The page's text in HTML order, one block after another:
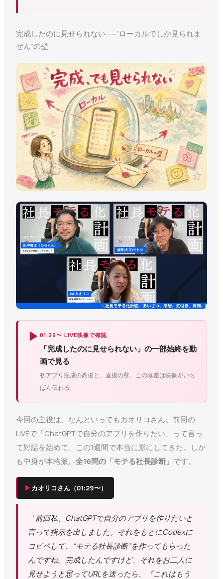
完成したのに見せられない——“ローカルでしか見られま
せん”の壁
▶ 01:29〜 LIVE映像で確認
「完成したのに見せられない」の一部始終を動
画で見る
初アプリ完成の高揚と、直後の壁。この落差は映像がいち
ばん伝わる
今回の主役は、なんといってもカオリコさん。前回の
LIVEで「ChatGPTで自分のアプリを作りたい」って言っ
て対話を始めて、この1週間で本当に形にしてきた。しか
も中身が本格派。 全16問の「モテる社長診断」 です。
▶ カオリコさん（01:29〜）
「前回私、ChatGPTで自分のアプリを作りたいと
言って指示を出しました。それをもとにCodexに
コピペして、“モテる社長診断”を作ってもらった
んですね。完成したんですけど、それをお二人に
見せようと思ってURLを送ったら、『これはもう